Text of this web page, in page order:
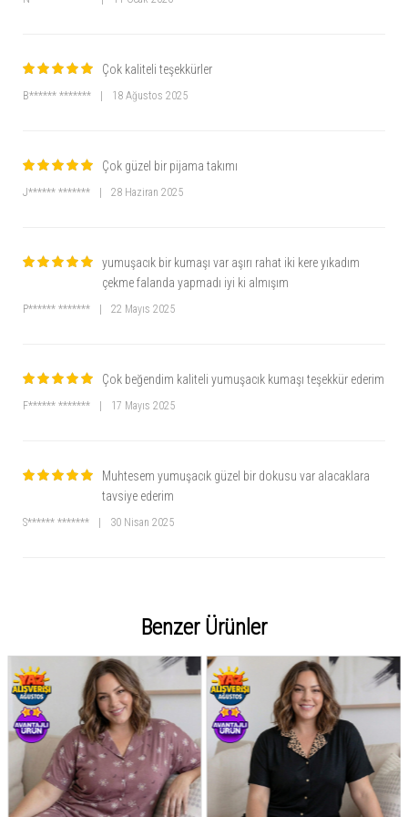
Ürün, büyük bedenler için tasarlanmıştır. Kendi bedeninizi tercih
edebilirsiniz. Daha bol bir kesim isterseniz bir beden büyük seçebilirsiniz.
4. Kumaş esnek midir?
Evet, farklı renk ve desen seçenekleri ile tarzınıza uygun modeli
seçebilirsiniz.
Çok kaliteli teşekkürler
B****** ******* 18 Ağustos 2025
Çok güzel bir pijama takımı
J****** ******* 28 Haziran 2025
yumuşacık bir kumaşı var aşırı rahat iki kere yıkadım
çekme falanda yapmadı iyi ki almışım
P****** ******* 22 Mayıs 2025
Çok beğendim kaliteli yumuşacık kumaşı teşekkür ederim
F****** ******* 17 Mayıs 2025
Muhtesem yumuşacık güzel bir dokusu var alacaklara
tavsiye ederim
S****** ******* 30 Nisan 2025
Benzer Ürünler